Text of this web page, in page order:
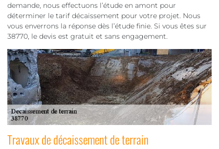
demande, nous effectuons l’étude en amont pour
déterminer le tarif décaissement pour votre projet. Nous
vous enverrons la réponse dès l’étude finie. Si vous êtes sur
38770, le devis est gratuit et sans engagement.
Travaux de décaissement de terrain